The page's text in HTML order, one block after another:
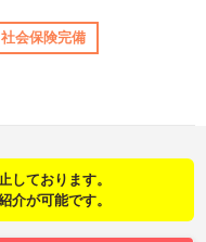
社会保険完備
しております。
介が可能です。